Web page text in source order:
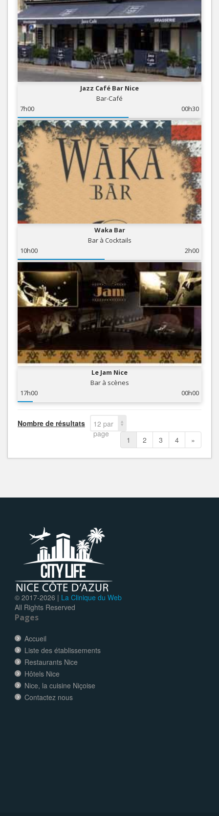
Jazz Café Bar Nice
Bar-Café
7h00
00h30
Waka Bar
Bar à Cocktails
10h00
2h00
Le Jam Nice
Bar à scènes
17h00
00h00
Nombre de résultats
12 par
page
1 2 3 4 »
© 2017-2026 | La Clinique du Web
All Rights Reserved
Pages
Accueil
Liste des établissements
Restaurants Nice
Hôtels Nice
Nice, la cuisine Niçoise
Contactez nous